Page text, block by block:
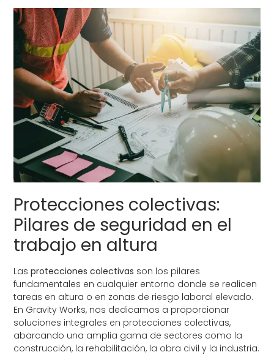
Protecciones colectivas:
Pilares de seguridad en el
trabajo en altura
Lasprotecciones colectivas son los pilares
fundamentales en cualquier entorno donde se realicen
tareas en altura o en zonas de riesgo laboral elevado.
En Gravity Works, nos dedicamos a proporcionar
soluciones integrales en protecciones colectivas,
abarcando una amplia gama de sectores como la
construcción, la rehabilitación, la obra civil y la industria.